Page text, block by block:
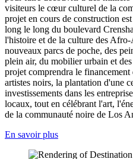
visiteurs le cœur culturel de la
projet en cours de construction
long le long du boulevard
l'histoire et de la culture des
nouveaux parcs de poche, des
plein air, du mobilier urbain et
projet comprendra le
artistes noirs, la plantation d'une
investissements dans les
locaux, tout en célébrant l'art,
de la communauté noire de Los
En savoir plus